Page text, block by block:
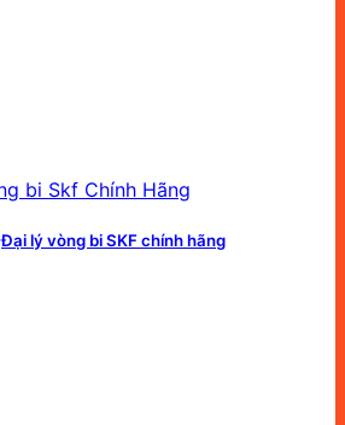
Đại lý vòng bi SKF chính hãng